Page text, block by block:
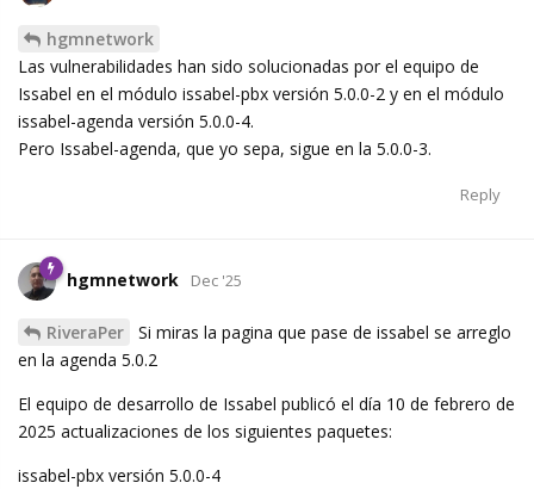
hgmnetwork
Las vulnerabilidades han sido solucionadas por el equipo de
Issabel en el módulo issabel-pbx versión 5.0.0-2 y en el módulo
issabel-agenda versión 5.0.0-4.
Pero Issabel-agenda, que yo sepa, sigue en la 5.0.0-3.
Reply
hgmnetwork Dec '25
RiveraPer
Si miras la pagina que pase de issabel se arreglo
en la agenda 5.0.2
El equipo de desarrollo de Issabel publicó el día 10 de febrero de
2025 actualizaciones de los siguientes paquetes:
issabel-pbx versión 5.0.0-4